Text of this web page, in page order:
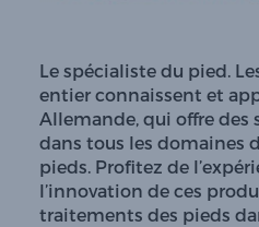
Le spécialiste du pied.
entier connaissent et
Allemande, qui offre des
dans tous les domaines
pieds. Profitez de
l’innovation de ces
traitements des pieds